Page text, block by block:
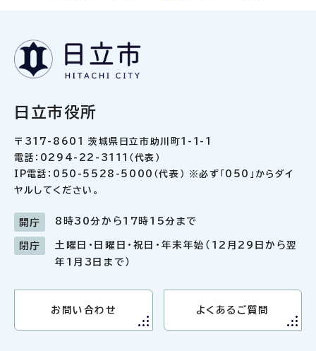
日立市役所
〒317-8601 茨城県日立市助川町1-1-1
電話：0294-22-3111（代表）
IP電話：050-5528-5000（代表） ※必ず「050」からダイ
ヤルしてください。
開庁 8時30分から17時15分まで
閉庁
土曜日・日曜日・祝日・年末年始（12月29日から翌
年1月3日まで）
お問い合わせ よくあるご質問